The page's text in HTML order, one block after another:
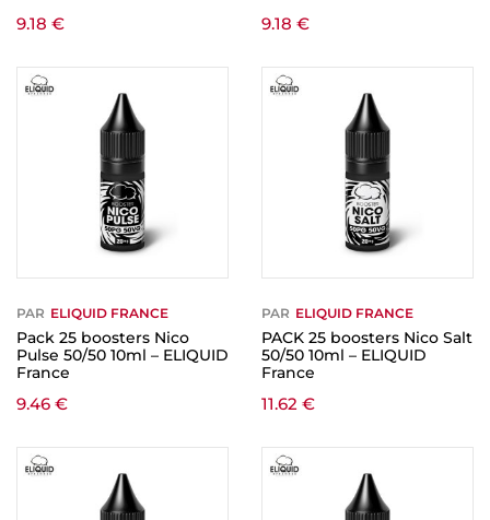
9.18 € 9.18 €
PAR ELIQUID FRANCE
Pack 25 boosters Nico
Pulse 50/50 10ml – ELIQUID
France
9.46 €
PAR ELIQUID FRANCE
PACK 25 boosters Nico Salt
50/50 10ml – ELIQUID
France
11.62 €